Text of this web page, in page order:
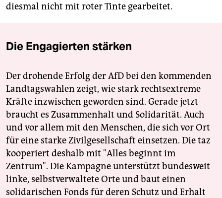
diesmal nicht mit roter Tinte gearbeitet.
Die Engagierten stärken
Der drohende Erfolg der AfD bei den kommenden
Landtagswahlen zeigt, wie stark rechtsextreme
Kräfte inzwischen geworden sind. Gerade jetzt
braucht es Zusammenhalt und Solidarität. Auch
und vor allem mit den Menschen, die sich vor Ort
für eine starke Zivilgesellschaft einsetzen. Die taz
kooperiert deshalb mit "Alles beginnt im
Zentrum". Die Kampagne unterstützt bundesweit
linke, selbstverwaltete Orte und baut einen
solidarischen Fonds für deren Schutz und Erhalt